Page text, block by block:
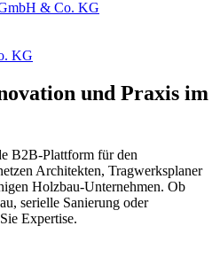
und Praxis im
B2B-Plattform für den
Architekten, Tragwerksplaner
Holzbau-Unternehmen. Ob
serielle Sanierung oder
Expertise.